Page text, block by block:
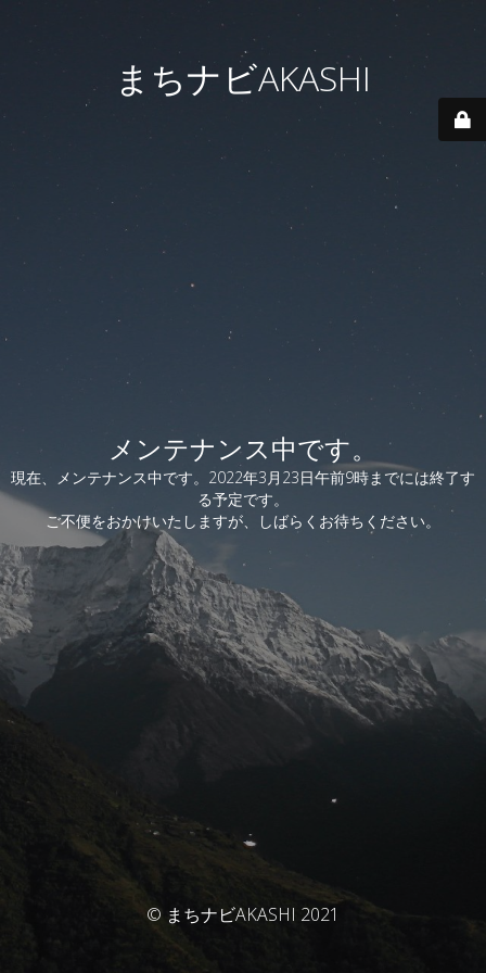
まちナビAKASHI
メンテナンス中です。
現在、メンテナンス中です。2022年3月23日午前9時までには終了す
る予定です。
ご不便をおかけいたしますが、しばらくお待ちください。
© まちナビAKASHI 2021